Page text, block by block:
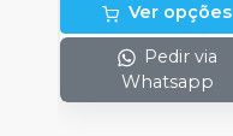
Ver opções
Pedir via
Whatsapp